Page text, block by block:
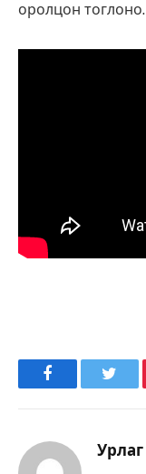
оролцон тоглоно.
Facebook
Урлаг